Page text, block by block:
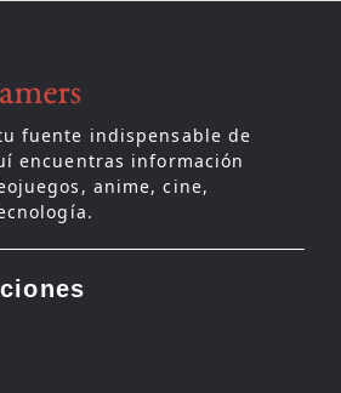
fuente indispensable de
encuentras información
anime, cine,